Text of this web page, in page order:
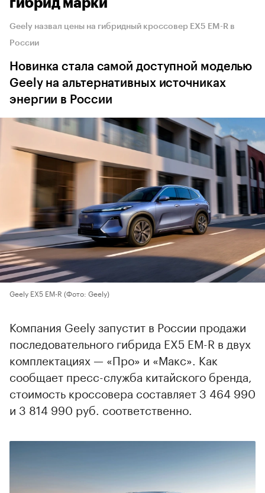
Geely назвал цены на гибридный кроссовер EX5 EM-R в
России
Новинка стала самой доступной моделью
Geely на альтернативных источниках
энергии в России
Geely EX5 EM-R (Фото: Geely)
Компания Geely запустит в России продажи
последовательного гибрида EX5 EM-R в двух
комплектациях — «Про» и «Макс». Как
сообщает пресс-служба китайского бренда,
стоимость кроссовера составляет 3 464 990
и 3 814 990 руб. соответственно.